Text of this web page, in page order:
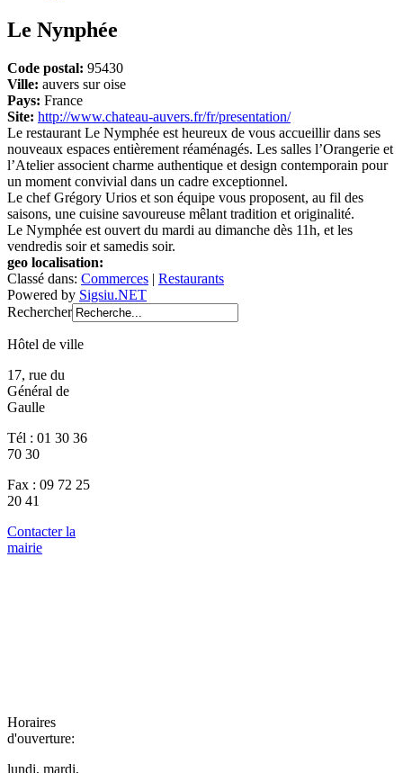
Le Nynphée
Code postal: 95430
Ville: auvers sur oise
Pays: France
Site: http://www.chateau-auvers.fr/fr/presentation/
Le restaurant Le Nymphée est heureux de vous accueillir dans ses
nouveaux espaces entièrement réaménagés. Les salles l’Orangerie et
l’Atelier associent charme authentique et design contemporain pour
un moment convivial dans un cadre exceptionnel.
Le chef Grégory Urios et son équipe vous proposent, au fil des
saisons, une cuisine savoureuse mêlant tradition et originalité.
Le Nymphée est ouvert du mardi au dimanche dès 11h, et les
vendredis soir et samedis soir.
geo localisation:
Classé dans: Commerces | Restaurants
Powered by Sigsiu.NET
Rechercher
Hôtel de ville
17, rue du
Général de
Gaulle
Tél : 01 30 36
70 30
Fax : 09 72 25
20 41
Contacter la
mairie
Horaires
d'ouverture:
lundi, mardi,